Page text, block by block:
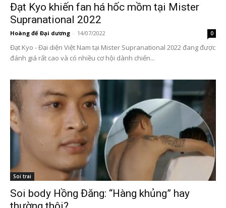
Đạt Kyo khiến fan há hốc mồm tại Mister
Supranational 2022
Hoàng đế Đại dương - 14/07/2022 0
Đạt Kyo - Đại diện Việt Nam tại Mister Supranational 2022 đang được
đánh giá rất cao và có nhiều cơ hội dành chiến...
Soi trai
Soi body Hồng Đăng: “Hàng khủng” hay